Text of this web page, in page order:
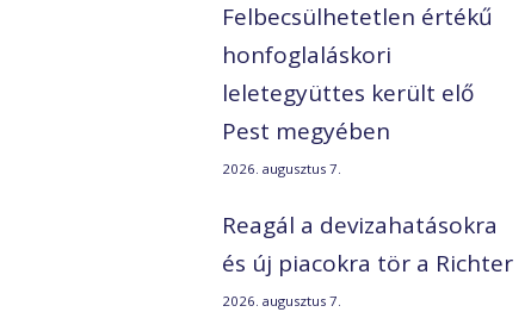
Felbecsülhetetlen értékű
honfoglaláskori
leletegyüttes került elő
Pest megyében
2026. augusztus 7.
Reagál a devizahatásokra
és új piacokra tör a Richter
2026. augusztus 7.